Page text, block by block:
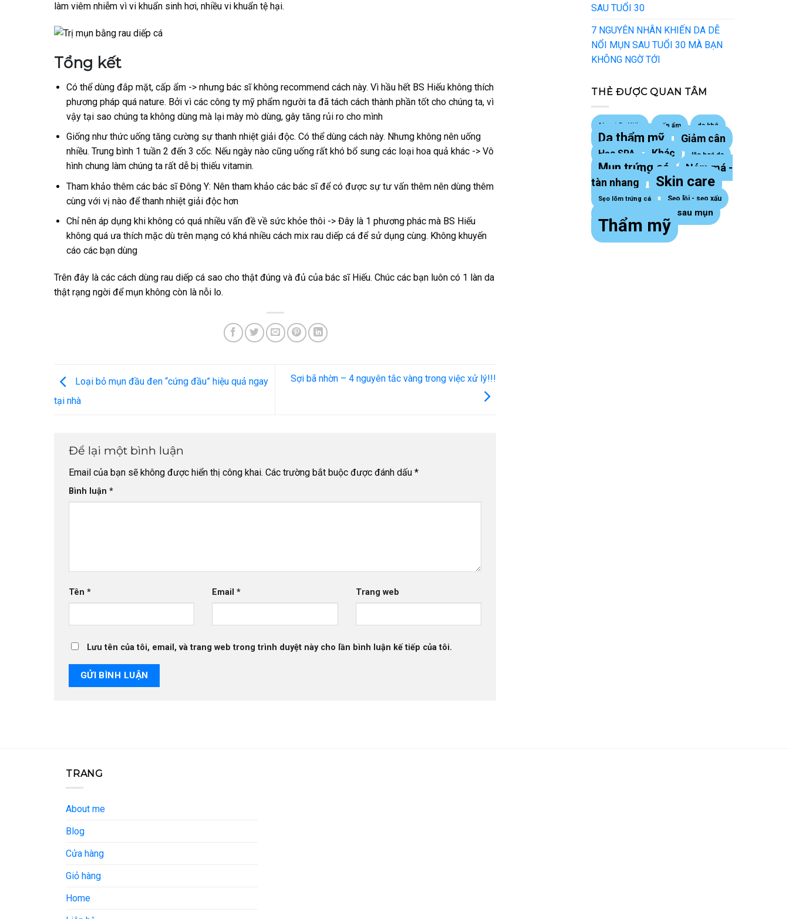
làm viêm nhiễm vì vi khuẩn sinh hơi, nhiều vi khuẩn tệ hại.
Tổng kết
Có thể dùng đắp mặt, cấp ẩm -> nhưng bác sĩ không recommend cách này. Vì hầu hết BS Hiếu không thích
phương pháp quá nature. Bởi vì các công ty mỹ phẩm người ta đã tách cách thành phần tốt cho chúng ta, vì
vậy tại sao chúng ta không dùng mà lại mày mò dùng, gây tăng rủi ro cho mình
Giống như thức uống tăng cường sự thanh nhiệt giải độc. Có thể dùng cách này. Nhưng không nên uống
nhiều. Trung bình 1 tuần 2 đến 3 cốc. Nếu ngày nào cũng uống rất khó bổ sung các loại hoa quả khác -> Vô
hình chung làm chúng ta rất dễ bị thiếu vitamin.
Tham khảo thêm các bác sĩ Đông Y: Nên tham khảo các bác sĩ để có được sự tư vấn thêm nên dùng thêm
cùng với vị nào để thanh nhiệt giải độc hơn
Chỉ nên áp dụng khi không có quá nhiều vấn đề về sức khỏe thôi -> Đây là 1 phương phác mà BS Hiếu
không quá ưa thích mặc dù trên mạng có khá nhiều cách mix rau diếp cá để sử dụng cùng. Không khuyến
cáo các bạn dùng
Trên đây là các cách dùng rau diếp cá sao cho thật đúng và đủ của bác sĩ Hiếu. Chúc các bạn luôn có 1 làn da
thật rạng ngời để mụn không còn là nỗi lo.
Loại bỏ mụn đầu đen “cứng đầu” hiệu quả ngay
tại nhà
Sợi bã nhờn – 4 nguyên tắc vàng trong việc xử lý!!!
Để lại một bình luận
Email của bạn sẽ không được hiển thị công khai. Các trường bắt buộc được đánh dấu *
Bình luận *
Tên * Email* Trang web
Lưu tên của tôi, email, và trang web trong trình duyệt này cho lần bình luận kế tiếp của tôi.
SAU TUỔI 30
7 NGUYÊN NHÂN KHIẾN DA DỄ
NỔI MỤN SAU TUỔI 30 MÀ BẠN
KHÔNG NGỜ TỚI
THẺ ĐƯỢC QUAN TÂM
About Dr Hiếu cấp ẩm da khô
Da thẩm mỹ Giảm cân
Học SPA Khác lão hoá da
Mụn trứng cá
Nám má -
tàn nhang
Skin care
Sẹo lõm trứng cá Sẹo lồi - sẹo xấu
Thâm sau mụn
Thẩm mỹ
TRANG
About me
Blog
Cửa hàng
Giỏ hàng
Home